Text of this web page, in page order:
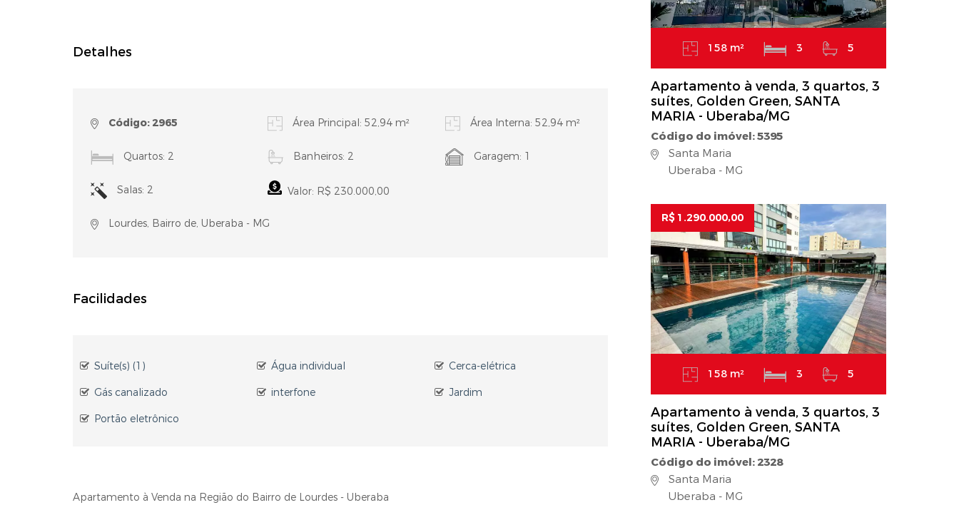
Detalhes
Código: 2965 Área Principal: 52,94 m² Área Interna: 52,94 m²
Quartos: 2 Banheiros: 2 Garagem: 1
Salas: 2 Valor: R$ 230.000,00
Lourdes, Bairro de, Uberaba - MG
Facilidades
Suíte(s) (1) Água individual
Cerca-elétrica
Gás canalizado
interfone
Jardim
Portão eletrônico
Apartamento à Venda na Região do Bairro de Lourdes - Uberaba
158 m² 3 5
Apartamento à venda, 3 quartos, 3
suítes, Golden Green, SANTA
MARIA - Uberaba/MG
Código do imóvel: 5395
Santa Maria
Uberaba - MG
R$ 1.290.000,00
158 m² 3 5
Apartamento à venda, 3 quartos, 3
suítes, Golden Green, SANTA
MARIA - Uberaba/MG
Código do imóvel: 2328
Santa Maria
Uberaba - MG